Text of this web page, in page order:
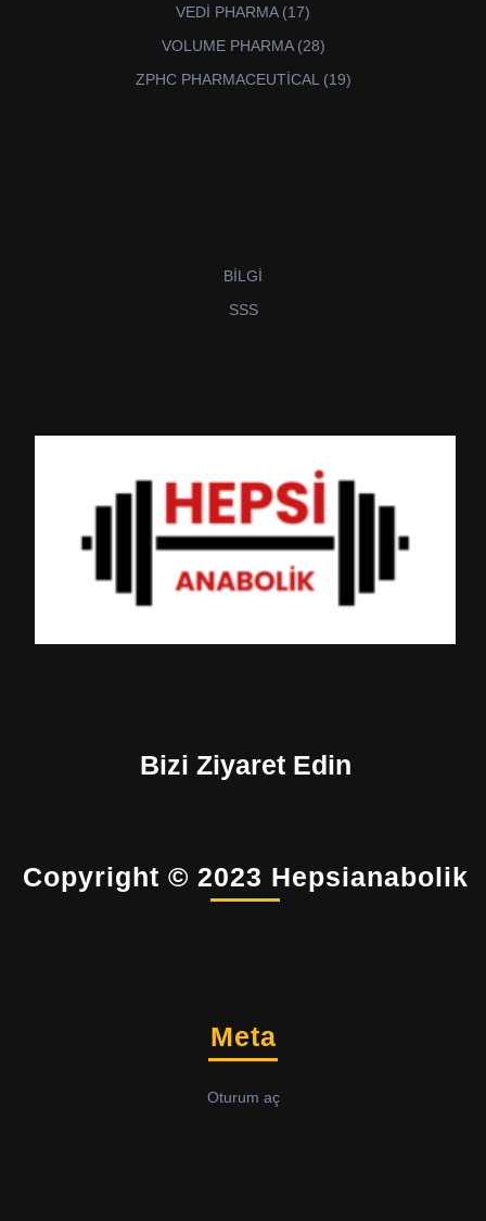
VEDİ PHARMA 1717
VOLUME PHARMA 2828
ZPHC PHARMACEUTİCAL 1919
BİLGİ
SSS
Bizi Ziyaret Edin
Copyright © 2023 Hepsianabolik
Meta
Oturum aç